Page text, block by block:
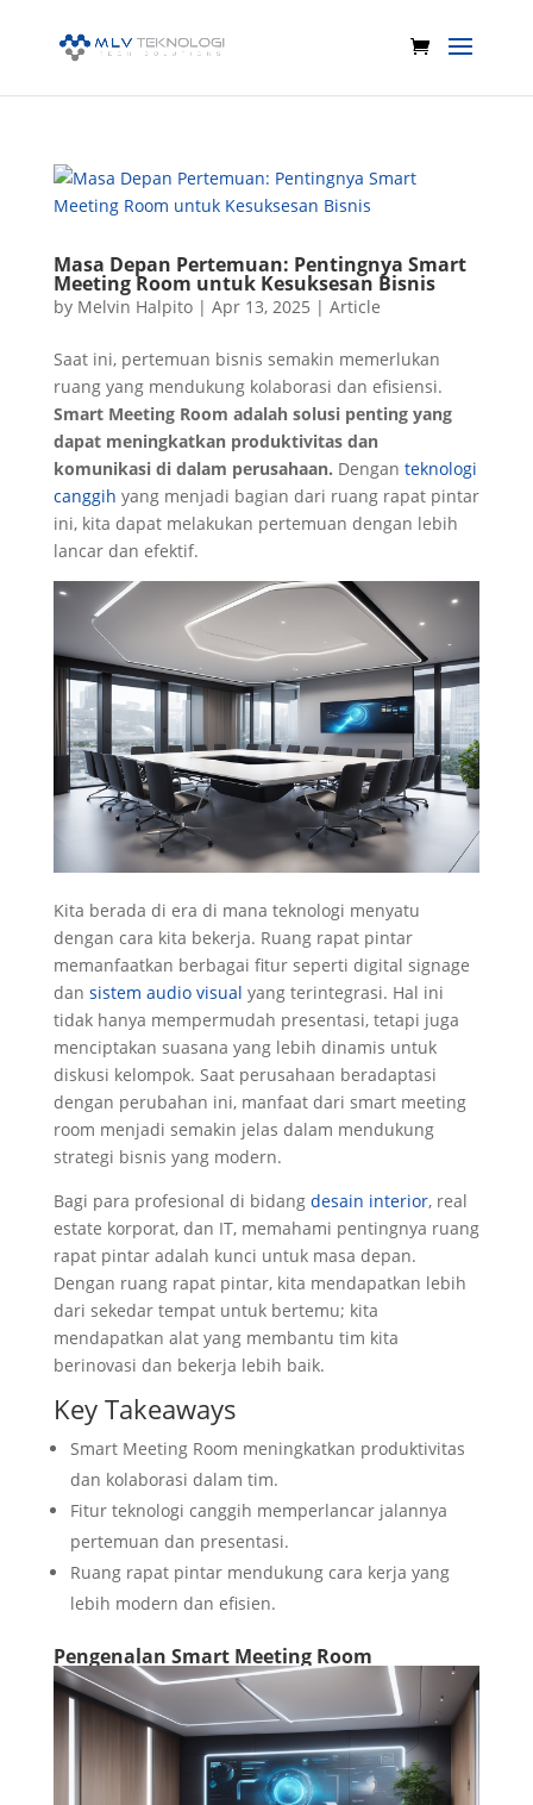
Masa Depan Pertemuan: Pentingnya Smart
Meeting Room untuk Kesuksesan Bisnis
by Melvin Halpito| Apr 13, 2025 | Article
Saat ini, pertemuan bisnis semakin memerlukan
ruang yang mendukung kolaborasi dan efisiensi.
Smart Meeting Room adalah solusi penting yang
dapat meningkatkan produktivitas dan
komunikasi di dalam perusahaan. Dengan teknologi
canggih yang menjadi bagian dari ruang rapat pintar
ini, kita dapat melakukan pertemuan dengan lebih
lancar dan efektif.
Kita berada di era di mana teknologi menyatu
dengan cara kita bekerja. Ruang rapat pintar
memanfaatkan berbagai fitur seperti digital signage
dan sistem audio visual yang terintegrasi. Hal ini
tidak hanya mempermudah presentasi, tetapi juga
menciptakan suasana yang lebih dinamis untuk
diskusi kelompok. Saat perusahaan beradaptasi
dengan perubahan ini, manfaat dari smart meeting
room menjadi semakin jelas dalam mendukung
strategi bisnis yang modern.
Bagi para profesional di bidang desain interior, real
estate korporat, dan IT, memahami pentingnya ruang
rapat pintar adalah kunci untuk masa depan.
Dengan ruang rapat pintar, kita mendapatkan lebih
dari sekedar tempat untuk bertemu; kita
mendapatkan alat yang membantu tim kita
berinovasi dan bekerja lebih baik.
Key Takeaways
Smart Meeting Room meningkatkan produktivitas
dan kolaborasi dalam tim.
Fitur teknologi canggih memperlancar jalannya
pertemuan dan presentasi.
Ruang rapat pintar mendukung cara kerja yang
lebih modern dan efisien.
Pengenalan Smart Meeting Room